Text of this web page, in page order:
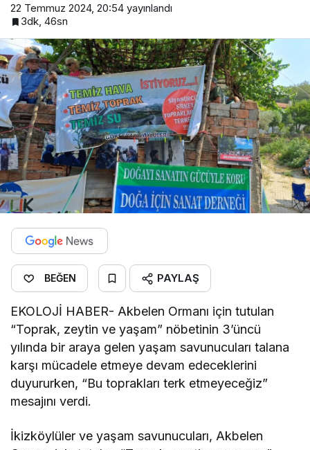
22 Temmuz 2024, 20:54 yayınlandı
3dk, 46sn
BEĞEN PAYLAŞ
EKOLOJİ HABER- Akbelen Ormanı için tutulan
“Toprak, zeytin ve yaşam” nöbetinin 3’üncü
yılında bir araya gelen yaşam savunucuları talana
karşı mücadele etmeye devam edeceklerini
duyururken, “Bu toprakları terk etmeyeceğiz”
mesajını verdi.
İkizköylüler ve yaşam savunucuları, Akbelen